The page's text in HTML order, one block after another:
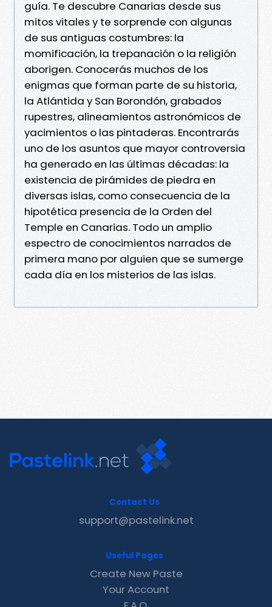
guía. Te descubre Canarias desde sus
mitos vitales y te sorprende con algunas
de sus antiguas costumbres: la
momificación, la trepanación o la religión
aborigen. Conocerás muchos de los
enigmas que forman parte de su historia,
la Atlántida y San Borondón, grabados
rupestres, alineamientos astronómicos de
yacimientos o las pintaderas. Encontrarás
uno de los asuntos que mayor controversia
ha generado en las últimas décadas: la
existencia de pirámides de piedra en
diversas islas, como consecuencia de la
hipotética presencia de la Orden del
Temple en Canarias. Todo un amplio
espectro de conocimientos narrados de
primera mano por alguien que se sumerge
cada día en los misterios de las islas.
Contact Us
support@pastelink.net
Useful Pages
Create New Paste
Your Account